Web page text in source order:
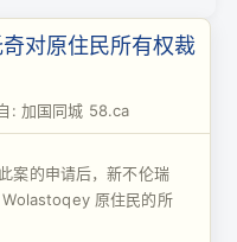
对原住民所有权裁
: 加国同城 58.ca
案的申请后，新不伦瑞
Wolastoqey 原住民的所